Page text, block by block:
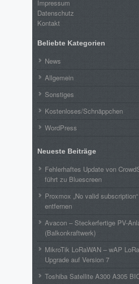
Impressum
Datenschutz
Kontakt
Beliebte Kategorien
News
Allgemein
Sonstiges
Kostenloses/Schnäppchen
WordPress
Neueste Beiträge
Fehlerhaftes Update von
führt zu Bluescreen
Proxmox „No valid
entfernen
Avacon – Steckerfertige PV-
(Balkonkraftwerk)
MikroTik LoRaWAN – wAP
Upgrade auf Version 7
Toshiba Satellite A300 A305